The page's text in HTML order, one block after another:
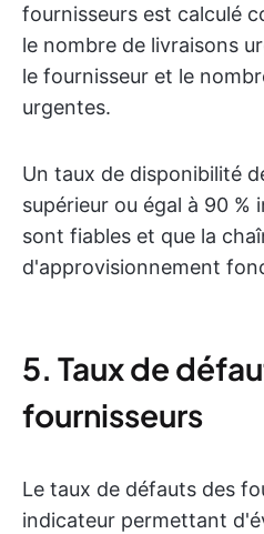
fournisseurs est calculé
le nombre de livraisons
le fournisseur et le
urgentes.
Un taux de disponibilité
supérieur ou égal à 90 %
sont fiables et que la
d'approvisionnement
5. Taux de
fournisseurs
Le taux de défauts des
indicateur permettant